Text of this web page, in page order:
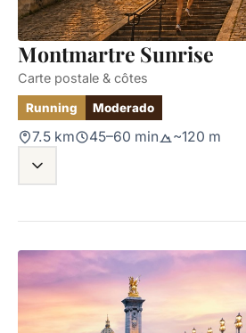
Montmartre Sunrise
Carte postale & côtes
Running Moderado
7.5 km 45–60 min ~120 m